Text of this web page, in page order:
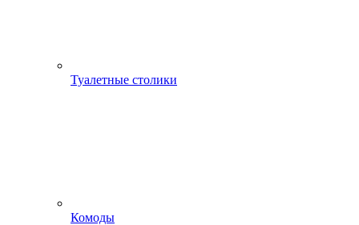
Туалетные столики
Комоды